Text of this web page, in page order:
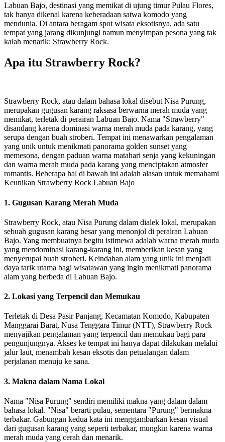
Labuan Bajo, destinasi yang memikat di ujung timur Pulau Flores,
tak hanya dikenal karena keberadaan satwa komodo yang
mendunia. Di antara beragam spot wisata eksotisnya, ada satu
tempat yang jarang dikunjungi namun menyimpan pesona yang tak
kalah menarik: Strawberry Rock.
Apa itu Strawberry Rock?
Strawberry Rock, atau dalam bahasa lokal disebut Nisa Purung,
merupakan gugusan karang raksasa berwarna merah muda yang
memikat, terletak di perairan Labuan Bajo. Nama "Strawberry"
disandang karena dominasi warna merah muda pada karang, yang
serupa dengan buah stroberi. Tempat ini menawarkan pengalaman
yang unik untuk menikmati panorama golden sunset yang
memesona, dengan paduan warna matahari senja yang kekuningan
dan warna merah muda pada karang yang menciptakan atmosfer
romantis. Beberapa hal di bawah ini adalah alasan untuk memahami
Keunikan Strawberry Rock Labuan Bajo
1. Gugusan Karang Merah Muda
Strawberry Rock, atau Nisa Purung dalam dialek lokal, merupakan
sebuah gugusan karang besar yang menonjol di perairan Labuan
Bajo. Yang membuatnya begitu istimewa adalah warna merah muda
yang mendominasi karang-karang ini, memberikan kesan yang
menyerupai buah stroberi. Keindahan alam yang unik ini menjadi
daya tarik utama bagi wisatawan yang ingin menikmati panorama
alam yang berbeda di Labuan Bajo.
2. Lokasi yang Terpencil dan Memukau
Terletak di Desa Pasir Panjang, Kecamatan Komodo, Kabupaten
Manggarai Barat, Nusa Tenggara Timur (NTT), Strawberry Rock
menyajikan pengalaman yang terpencil dan memukau bagi para
pengunjungnya. Akses ke tempat ini hanya dapat dilakukan melalui
jalur laut, menambah kesan eksotis dan petualangan dalam
perjalanan menuju ke sana.
3. Makna dalam Nama Lokal
Nama "Nisa Purung" sendiri memiliki makna yang dalam dalam
bahasa lokal. "Nisa" berarti pulau, sementara "Purung" bermakna
terbakar. Gabungan kedua kata ini menggambarkan kesan visual
dari gugusan karang yang seperti terbakar, mungkin karena warna
merah muda yang cerah dan menarik.